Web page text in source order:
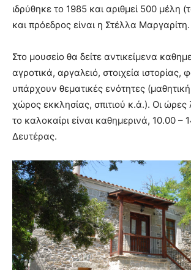
ιδρύθηκε το 1985 και αριθμεί 500 μέλη
και πρόεδρος είναι η Στέλλα Μαργαρίτη.
Στο μουσείο θα δείτε αντικείμενα
αγροτικά, αργαλειό, στοιχεία ιστορίας,
υπάρχουν θεματικές ενότητες
χώρος εκκλησίας, σπιτιού κ.ά.). Οι ώρες
το καλοκαίρι είναι καθημερινά, 10.00 –
Δευτέρας.